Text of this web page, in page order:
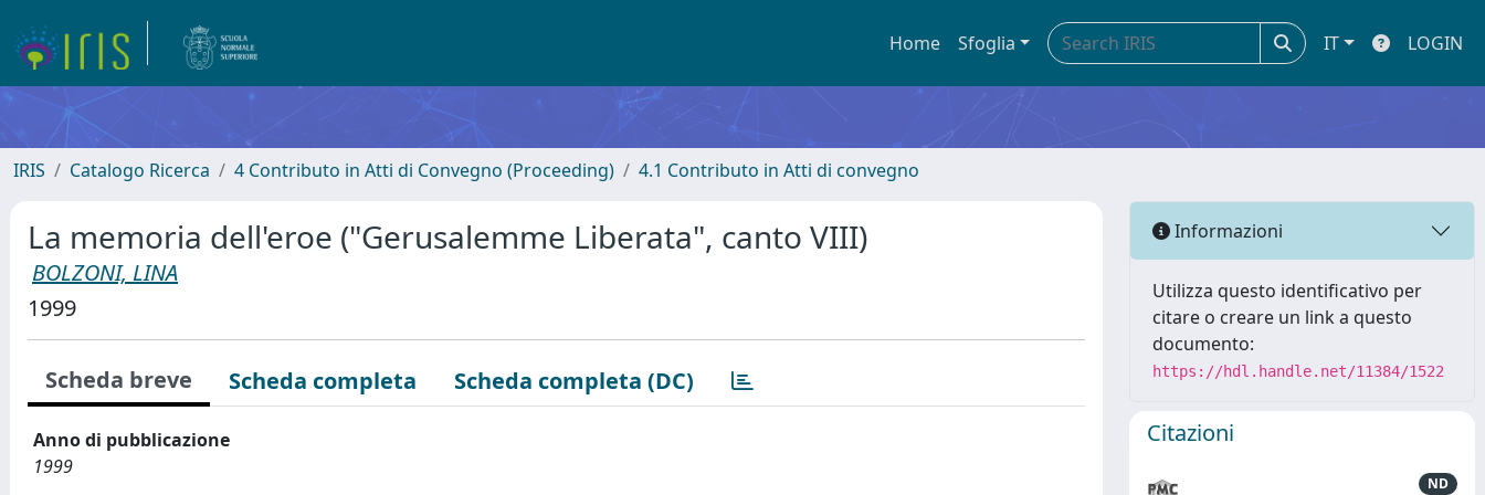
Home Sfoglia IT LOGIN
IRIS Catalogo Ricerca 4 Contributo in Atti di Convegno (Proceeding) 4.1 Contributo in Atti di convegno
La memoria dell'eroe ("Gerusalemme Liberata", canto VIII)
BOLZONI, LINA
1999
Scheda breve Scheda completa Scheda completa (DC)
Anno di pubblicazione
1999
Informazioni
Utilizza questo identificativo per
citare o creare un link a questo
documento:
https://hdl.handle.net/11384/1522
Citazioni
ND